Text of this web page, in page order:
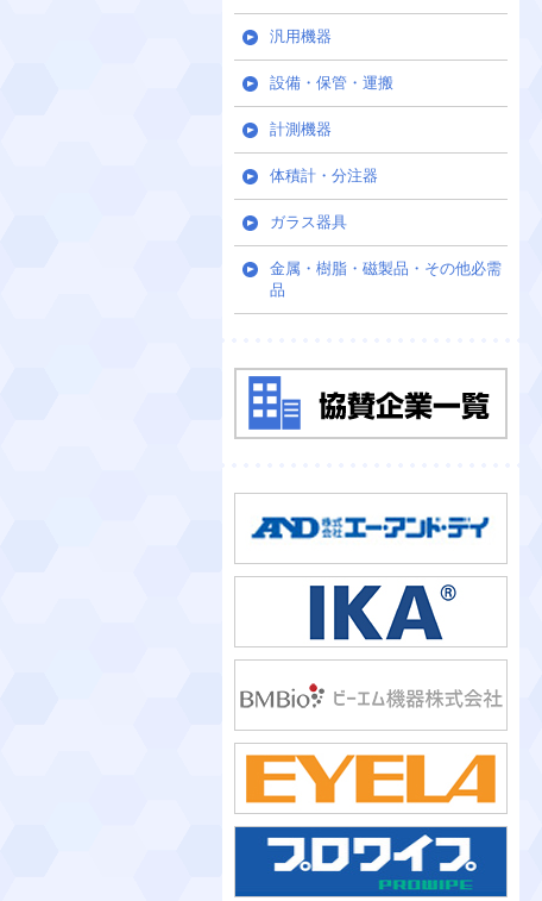
汎用機器
設備・保管・運搬
計測機器
体積計・分注器
ガラス器具
金属・樹脂・磁製品・その他必需
品